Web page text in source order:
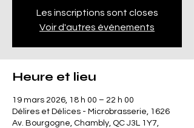
Les inscriptions sont closes
Voir d'autres événements
Heure et lieu
19 mars 2026, 18 h 00 – 22 h 00
Délires et Délices - Microbrasserie, 1626
Av. Bourgogne, Chambly, QC J3L 1Y7,